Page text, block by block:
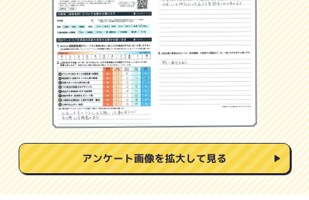
アンケート画像を拡大して見る